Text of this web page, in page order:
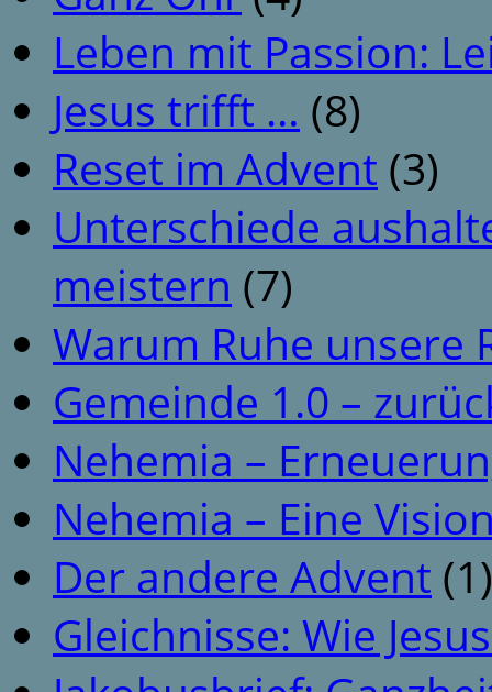
Leben mit Passion:
Jesus trifft … (8)
Reset im Advent (3)
Unterschiede
meistern (7)
Warum Ruhe unsere
Gemeinde 1.0 –
Nehemia –
Nehemia – Eine
Der andere Advent (1)
Gleichnisse: Wie